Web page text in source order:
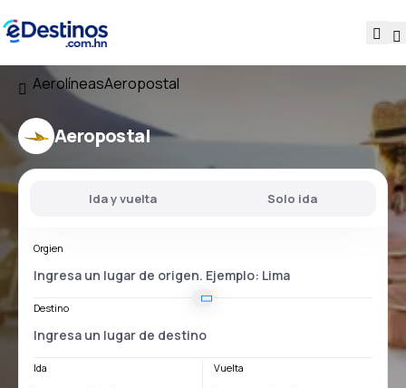
AerolíneasAeropostal
Aeropostal
Ida y vuelta Solo ida
Orgien
Destino
Ida Vuelta